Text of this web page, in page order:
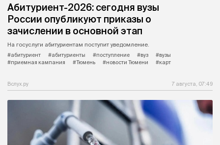
Абитуриент-2026: сегодня вузы
России опубликуют приказы о
зачислении в основной этап
На госуслуги абитуриентам поступит уведомление.
#абитуриент
#абитуриенты #поступление #вуз
#вузы
#приемная кампания
#Тюмень #новости Тюмени #карт
Вслух.ру 7 августа, 07:49